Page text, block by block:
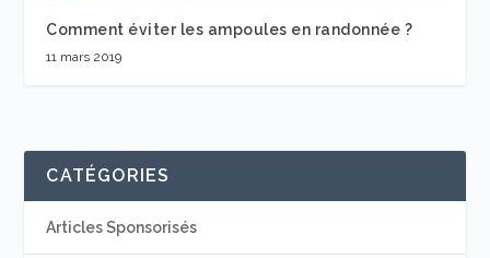
Comment éviter les ampoules en randonnée ?
11 mars 2019
CATÉGORIES
Articles Sponsorisés